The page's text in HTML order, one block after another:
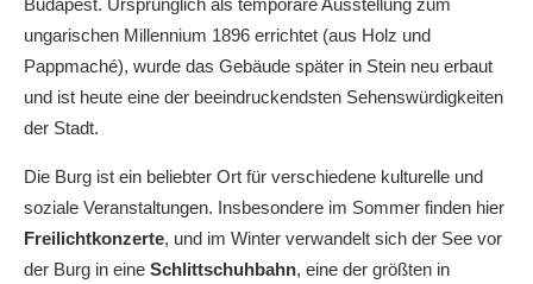
ungarischen Millennium 1896 errichtet (aus Holz und
Pappmaché), wurde das Gebäude später in Stein neu erbaut
und ist heute eine der beeindruckendsten Sehenswürdigkeiten
der Stadt.
Die Burg ist ein beliebter Ort für verschiedene kulturelle und
soziale Veranstaltungen. Insbesondere im Sommer finden hier
Freilichtkonzerte, und im Winter verwandelt sich der See vor
der Burg in eine Schlittschuhbahn, eine der größten in